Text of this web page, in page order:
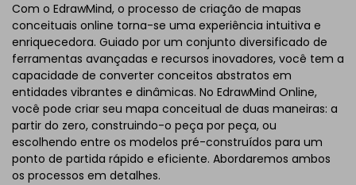
Com o EdrawMind, o processo de criação de mapas
conceituais online torna-se uma experiência intuitiva e
enriquecedora. Guiado por um conjunto diversificado de
ferramentas avançadas e recursos inovadores, você tem a
capacidade de converter conceitos abstratos em
entidades vibrantes e dinâmicas. No EdrawMind Online,
você pode criar seu mapa conceitual de duas maneiras: a
partir do zero, construindo-o peça por peça, ou
escolhendo entre os modelos pré-construídos para um
ponto de partida rápido e eficiente. Abordaremos ambos
os processos em detalhes.